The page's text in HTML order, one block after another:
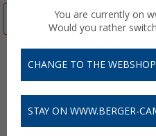
You are currently on
Would you rather
CHANGE TO THE
STAY ON WWW.BERGER-